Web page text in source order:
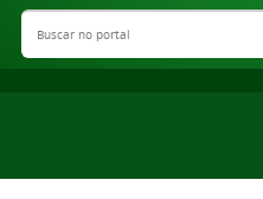
Buscar no portal